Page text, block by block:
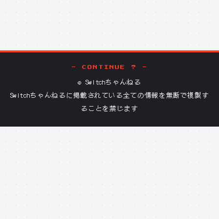
- CONTINUE ? -
© Switchちゃんねる
Switchちゃんねる に掲載されている全ての情報を無断で複製す
ることを禁じます